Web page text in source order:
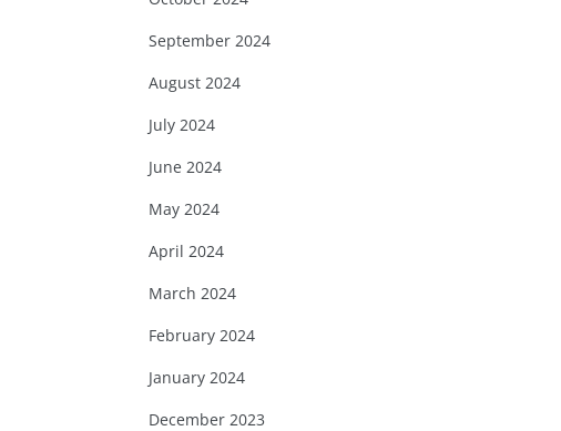
September 2024
August 2024
July 2024
June 2024
May 2024
April 2024
March 2024
February 2024
January 2024
December 2023